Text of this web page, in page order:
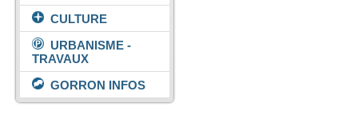
CULTURE
URBANISME -
TRAVAUX
GORRON INFOS